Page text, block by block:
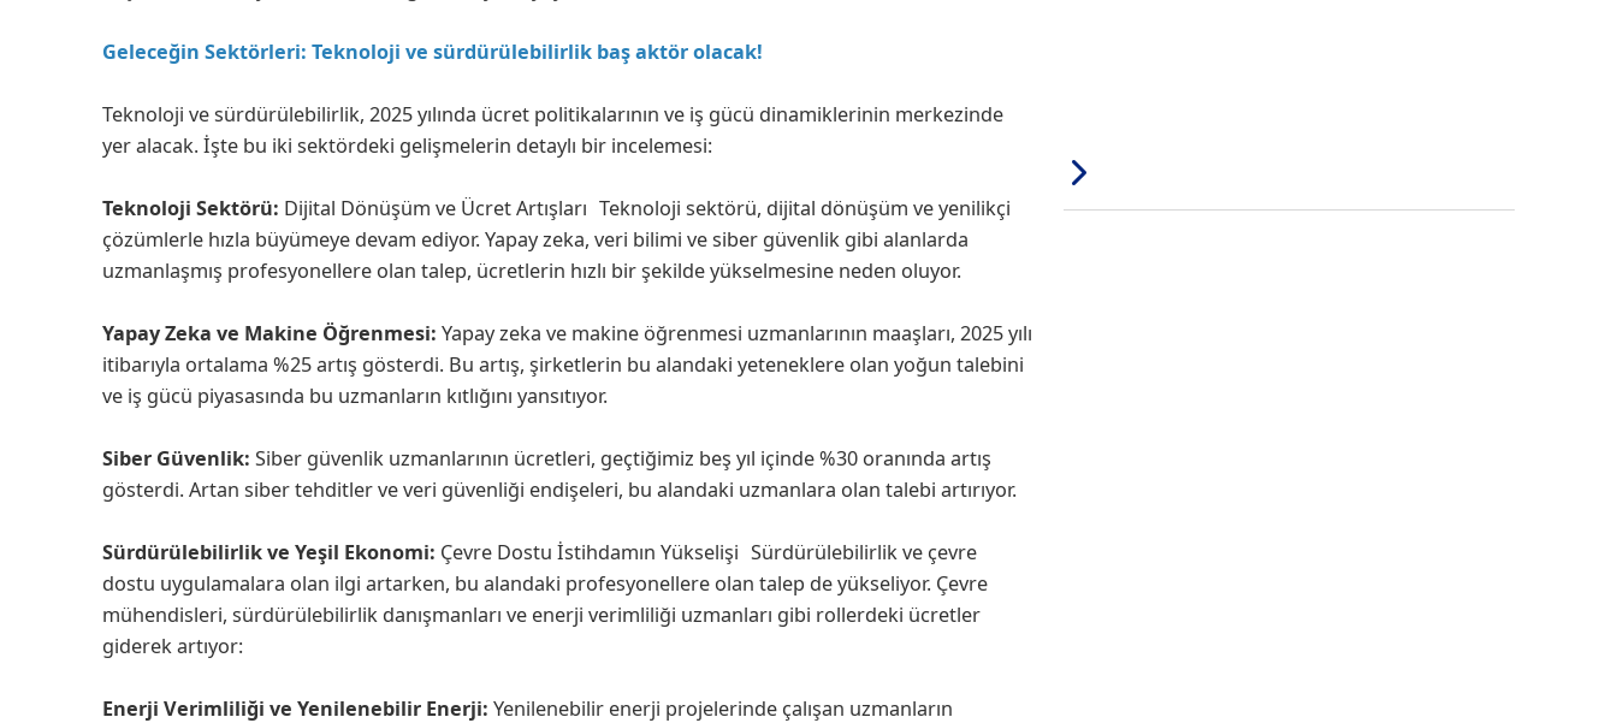
Geleceğin Sektörleri: Teknoloji ve sürdürülebilirlik baş aktör olacak!
Teknoloji ve sürdürülebilirlik, 2025 yılında ücret politikalarının ve iş gücü dinamiklerinin merkezinde
yer alacak. İşte bu iki sektördeki gelişmelerin detaylı bir incelemesi:
Teknoloji Sektörü: Dijital Dönüşüm ve Ücret Artışları Teknoloji sektörü, dijital dönüşüm ve yenilikçi
çözümlerle hızla büyümeye devam ediyor. Yapay zeka, veri bilimi ve siber güvenlik gibi alanlarda
uzmanlaşmış profesyonellere olan talep, ücretlerin hızlı bir şekilde yükselmesine neden oluyor.
Yapay Zeka ve Makine Öğrenmesi: Yapay zeka ve makine öğrenmesi uzmanlarının maaşları, 2025 yılı
itibarıyla ortalama %25 artış gösterdi. Bu artış, şirketlerin bu alandaki yeteneklere olan yoğun talebini
ve iş gücü piyasasında bu uzmanların kıtlığını yansıtıyor.
Siber Güvenlik: Siber güvenlik uzmanlarının ücretleri, geçtiğimiz beş yıl içinde %30 oranında artış
gösterdi. Artan siber tehditler ve veri güvenliği endişeleri, bu alandaki uzmanlara olan talebi artırıyor.
Sürdürülebilirlik ve Yeşil Ekonomi: Çevre Dostu İstihdamın Yükselişi Sürdürülebilirlik ve çevre
dostu uygulamalara olan ilgi artarken, bu alandaki profesyonellere olan talep de yükseliyor. Çevre
mühendisleri, sürdürülebilirlik danışmanları ve enerji verimliliği uzmanları gibi rollerdeki ücretler
giderek artıyor:
Enerji Verimliliği ve Yenilenebilir Enerji: Yenilenebilir enerji projelerinde çalışan uzmanların